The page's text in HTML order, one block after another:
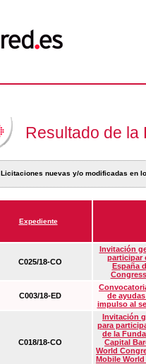
Resultado de la
Licitaciones nuevas y/o modificadas en
Expediente
C025/18-CO
Invitación
participar
España
C003/18-ED
de
impulso al
C018/18-CO
Invitación
para
de la
Capital
World
Mobile